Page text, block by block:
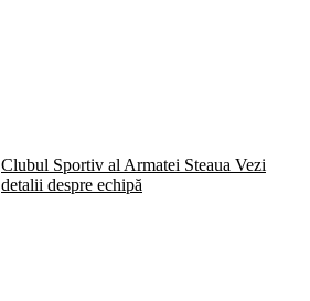
Clubul Sportiv al Armatei Steaua Vezi
detalii despre echipă